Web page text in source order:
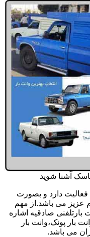
آشنا شوید
دارد و بصورت
عزیز می باشد.از مهم
بارتلفنی صادقیه اشاره
بار پونک،وانت بار
می باشد.